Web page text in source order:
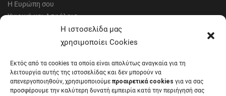
Η ιστοσελίδα μας
χρησιμοποίει Cookies
Εκτός από τα cookies τα οποία είναι απολύτως αναγκαία για τη
λειτουργία αυτής της ιστοσελίδας και δεν μπορούν να
απενεργοποιηθούν, χρησιμοποιούμε προαιρετικά cookies για να σας
προσφέρουμε την καλύτερη δυνατή εμπειρία κατά την περιήγησή σας
Η Ευρώπη σου
Υγιεινή και Ασφάλεια
Έντυπα Οικονομικής Υπηρεσίας
Έντυπα Διοικητικών Υπηρεσιών
Μητρώα αξιολογητών
Δημόσια Διαβούλευση
Συνεδριάσεις Συγκλήτου